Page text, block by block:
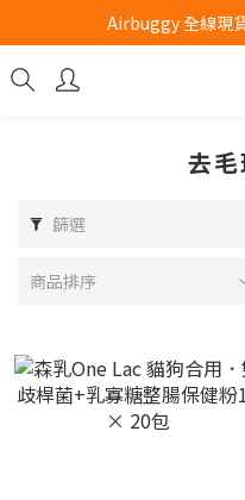
Airbuggy 全線現
Airbuggy 全線現
CURLI瑞士狗帶
Airbuggy 全線現
去
篩選
商品排序